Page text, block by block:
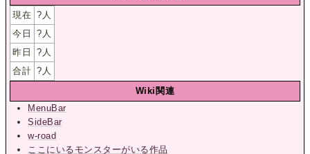
現在 ? 人
今日
? 人
昨日
? 人
合計 ? 人
Wiki関連
MenuBar
SideBar
w-road
ここにいるモンスターがいる作品